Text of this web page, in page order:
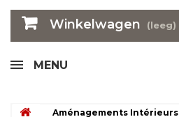
Winkelwagen (leeg)
MENU
Aménagements Intérieurs